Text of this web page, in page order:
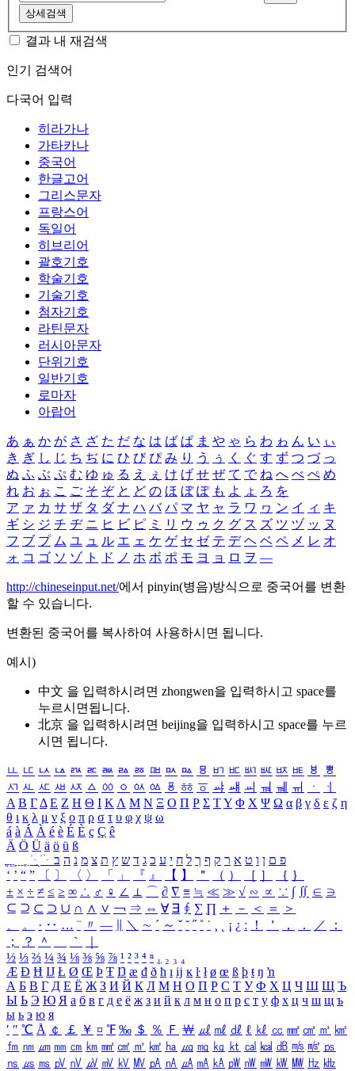
상세검색
결과 내 재검색
인기 검색어
다국어 입력
히라가나
가타카나
중국어
한글고어
그리스문자
프랑스어
독일어
히브리어
괄호기호
학술기호
기술기호
첨자기호
라틴문자
러시아문자
단위기호
일반기호
로마자
아랍어
あ ぁ か が さ ざ た だ な は ば ぱ ま や ゃ ら わ ゎ ん い ぃ
き ぎ し じ ち ぢ に ひ び ぴ み り う ぅ く ぐ す ず つ づ っ
ぬ ふ ぶ ぷ む ゆ ゅ る え ぇ け げ せ ぜ て で ね へ べ ぺ め
れ お ぉ こ ご そ ぞ と ど の ほ ぼ ぽ も よ ょ ろ を
ア ァ カ サ ザ タ ダ ナ ハ バ パ マ ヤ ャ ラ ワ ヮ ン イ ィ キ
ギ シ ジ チ ヂ ニ ヒ ビ ピ ミ リ ウ ゥ ク グ ス ズ ツ ヅ ッ ヌ
フ ブ プ ム ユ ュ ル エ ェ ケ ゲ セ ゼ テ デ ヘ ベ ペ メ レ オ
ォ コ ゴ ソ ゾ ト ド ノ ホ ボ ポ モ ヨ ョ ロ ヲ ―
http://chineseinput.net/에서 pinyin(병음)방식으로 중국어를 변환
할 수 있습니다.
변환된 중국어를 복사하여 사용하시면 됩니다.
예시)
中文 을 입력하시려면 zhongwen을 입력하시고 space를
누르시면됩니다.
北京 을 입력하시려면 beijing을 입력하시고 space를 누르
시면 됩니다.
ㅥ ㅦ ㅧ ㅨ ㅩ ㅪ ㅫ ㅬ ㅭ ㅮ ㅯ ㅰ ㅱ ㅲ ㅳ ㅴ ㅵ ㅶ ㅷ ㅸ
ㅹ
ㅺ ㅻ ㅼ ㅽ ㅾ ㅿ ㆀ ㆁ ㆂ ㆃ ㆄ ㆅ ㆆ ㆇ ㆈ ㆉ ㆊ ㆋ ㆌ ㆍ
ㆎ
Α Β ΓΔ Ε Ζ Η Θ Ι ΚΛ Μ Ν Ξ Ο Π Ρ Σ ΤΥ Φ Χ Ψ Ω α β γ δ ε ζ η
θ ι κ λ μ ν ξ ο π ρ σ τ υ φ χ ψ ω
á à Á À é è É È ç Ç ê
Ä Ö Ü ä ö ü ß
ִֶֹ ֻּ ׁׂ פ ם ן ו ט א ר ק ף ך ל ח י ע כ ג ד ש ץ ת צ מ נ ה ב
‘ ’ “ ” 〔 〕 〈 〉 「 」 『 』 【 】 ＂ （ ） ［ ］ ｛ ｝
± × ÷ ≠ ≤ ≥ ∞ ∴ ♂ ♀ ∠ ⊥ ⌒ ∂ ∇ ≡ ≒ ≪ ≫ √ ∽ ∝ ∵ ∫ ∬ ∈ ∋
⊆ ⊇ ⊂ ⊃ ∪ ∩ ∧ ∨ ￢ ⇒ ⇔ ∀ ∃ ∮ ∑ ∏ ＋ － ＜ ＝
＞
、
。 · ‥ … ¨ 〃 ― ＼ ∼ ´ ～ ˇ ˘ ˝ ˚ ˙ ¸ ¡ ¿ ː ！ ＇ ， ． ／
：
；
？ ＾ ｀
½ ⅓ ⅔ ¼ ¾ ⅛ ⅜ ⅝ ⅞ ¹ ² ³ ⁴ ⁿ ₁ ₂ ₃ ₄
Æ Ð Ħ Ĳ Ł Ø Œ Þ Ŧ Ŋ æ đ ð ħ ı ĳ ĸ ŀ ł ø œ ß þ ŧ ŋ ŉ
А Б В Г Д Е Ё Ж З И Й К Л М Н О П Р С Т У Ф Х Ц Ч Ш Щ Ъ
Ы Ь Э Ю Я а б в г д е ё ж з и й к л м н о п р с т у ф х ц ч ш щ ъ
ы ь э ю я
′ ″ ℃ Å ￠ ￡ ￥ ¤ ℉ ‰ ＄ ％ Ｆ ￦ ㎕ ㎖ ㎗ ℓ ㎘ ㏄ ㎣ ㎤ ㎥ ㎦
㎙ ㎚ ㎛ ㎜ ㎝ ㎞ ㎟ ㎠ ㎡ ㎢ ㏊ ㎍ ㎎ ㎏ ㏏ ㎈ ㎉ ㏈ ㎧ ㎨ ㎰
㎱ ㎲ ㎳ ㎴ ㎵ ㎶ ㎷ ㎸ ㎹ ㎀ ㎁ ㎂ ㎃ ㎄ ㎺ ㎻ ㎽ ㎾ ㎿ ㎐ ㎑